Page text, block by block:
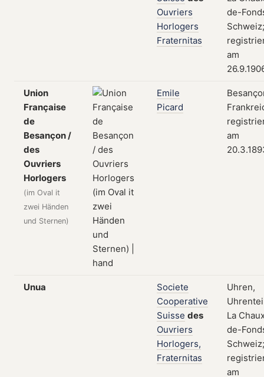
Ouvriers
Horlogers
Fraternitas
de-
Schweiz;
am
Union
Française
de
Besançon /
des
Ouvriers
Horlogers
(im Oval it
zwei Händen
und Sternen)
Emile
Picard
am
Unua
Societe
Cooperative
Suisse des
Ouvriers
Horlogers,
Fraternitas
Uhren,
La
de-
Schweiz;
am